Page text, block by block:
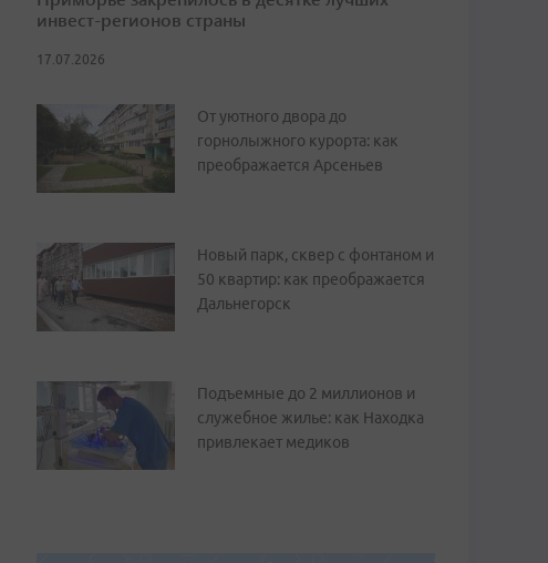
инвест-регионов страны
17.07.2026
От уютного двора до
горнолыжного курорта: как
преображается Арсеньев
Новый парк, сквер с фонтаном и
50 квартир: как преображается
Дальнегорск
Подъемные до 2 миллионов и
служебное жилье: как Находка
привлекает медиков